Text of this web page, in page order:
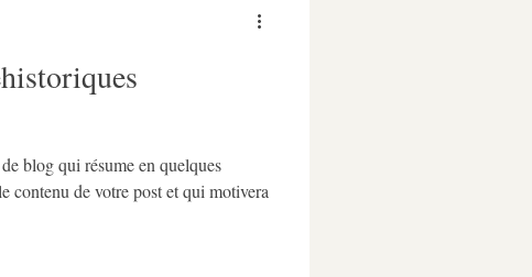
blog qui résume en quelques
contenu de votre post et qui motivera